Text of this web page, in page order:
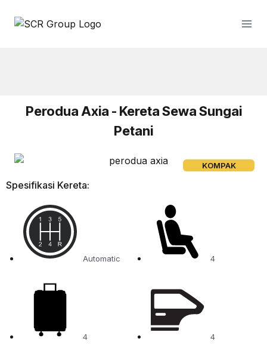
KOMPAK
Perodua Axia - Kereta Sewa Sungai
Petani
Spesifikasi Kereta:
Automatic 4
4 4